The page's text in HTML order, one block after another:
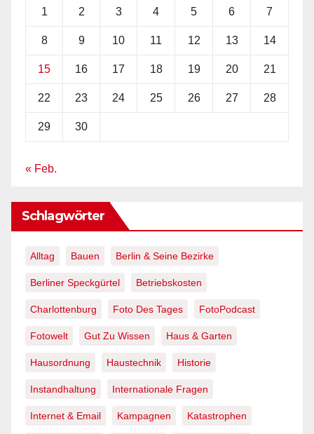
1 2 3 4 5 6 7
8 9 10 11 12 13 14
15 16 17 18 19 20 21
22 23 24 25 26 27 28
29 30
« Feb.
Schlagwörter
Alltag Bauen Berlin & Seine Bezirke
Berliner Speckgürtel Betriebskosten
Charlottenburg Foto Des Tages FotoPodcast
Fotowelt Gut Zu Wissen Haus & Garten
Hausordnung Haustechnik Historie
Instandhaltung Internationale Fragen
Internet & Email Kampagnen Katastrophen